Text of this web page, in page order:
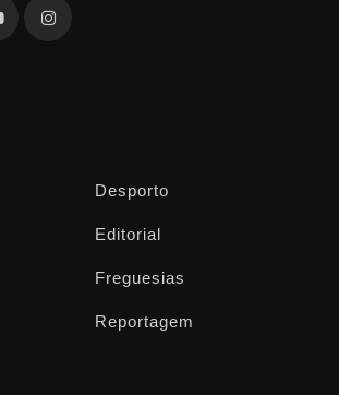
Desporto
Editorial
Freguesias
Reportagem